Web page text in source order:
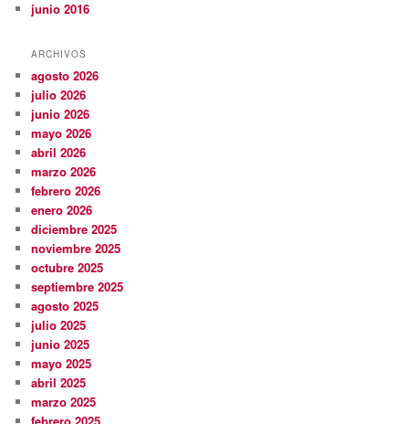
junio 2016
ARCHIVOS
agosto 2026
julio 2026
junio 2026
mayo 2026
abril 2026
marzo 2026
febrero 2026
enero 2026
diciembre 2025
noviembre 2025
octubre 2025
septiembre 2025
agosto 2025
julio 2025
junio 2025
mayo 2025
abril 2025
marzo 2025